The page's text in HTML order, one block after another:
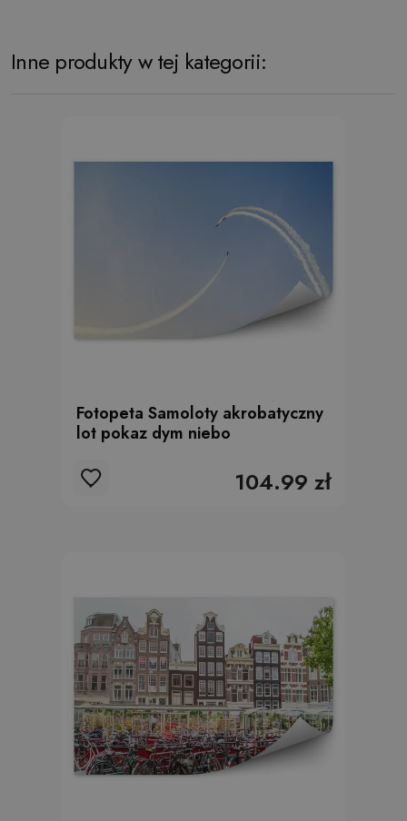
Inne produkty w tej kategorii:
Fotopeta Samoloty akrobatyczny
lot pokaz dym niebo
104.99 zł